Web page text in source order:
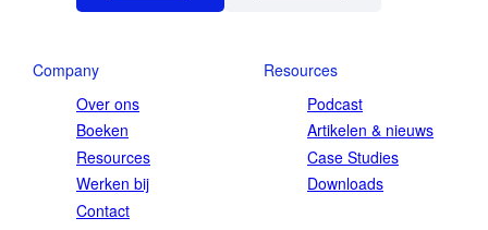
Company
Over ons
Boeken
Resources
Werken bij
Contact
Resources
Podcast
Artikelen & nieuws
Case Studies
Downloads